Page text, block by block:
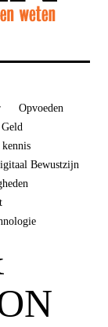
Opvoeden
Geld
Bewustzijn